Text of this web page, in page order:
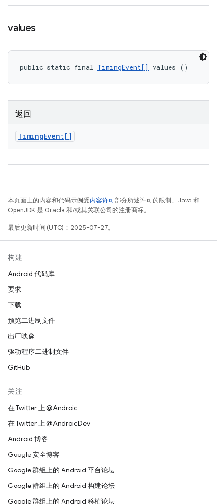
values
public static final TimingEvent[] values ()
返回
TimingEvent[]
本页面上的内容和代码示例受内容许可部分所述许可的限制。Java 和
OpenJDK 是 Oracle 和/或其关联公司的注册商标。
最后更新时间 (UTC)：2025-07-27。
构建
Android 代码库
要求
下载
预览二进制文件
出厂映像
驱动程序二进制文件
GitHub
关注
在 Twitter 上 @Android
在 Twitter 上 @AndroidDev
Android 博客
Google 安全博客
Google 群组上的 Android 平台论坛
Google 群组上的 Android 构建论坛
Google 群组上的 Android 移植论坛